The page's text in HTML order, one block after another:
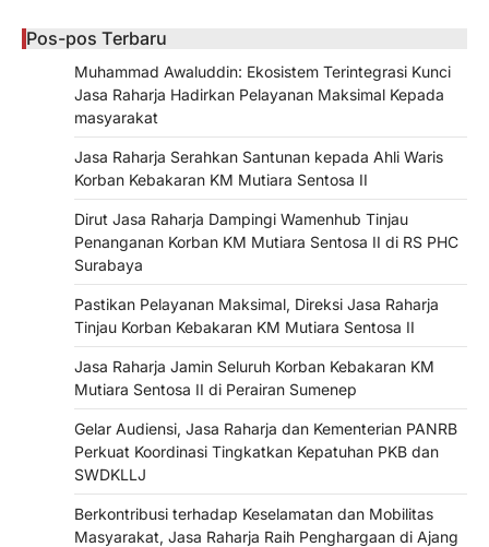
Pos-pos Terbaru
Muhammad Awaluddin: Ekosistem Terintegrasi Kunci
Jasa Raharja Hadirkan Pelayanan Maksimal Kepada
masyarakat
Jasa Raharja Serahkan Santunan kepada Ahli Waris
Korban Kebakaran KM Mutiara Sentosa II
Dirut Jasa Raharja Dampingi Wamenhub Tinjau
Penanganan Korban KM Mutiara Sentosa II di RS PHC
Surabaya
Pastikan Pelayanan Maksimal, Direksi Jasa Raharja
Tinjau Korban Kebakaran KM Mutiara Sentosa II
Jasa Raharja Jamin Seluruh Korban Kebakaran KM
Mutiara Sentosa II di Perairan Sumenep
Gelar Audiensi, Jasa Raharja dan Kementerian PANRB
Perkuat Koordinasi Tingkatkan Kepatuhan PKB dan
SWDKLLJ
Berkontribusi terhadap Keselamatan dan Mobilitas
Masyarakat, Jasa Raharja Raih Penghargaan di Ajang